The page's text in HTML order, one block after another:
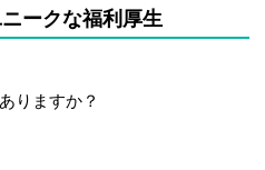
ークな福利厚生
りますか？